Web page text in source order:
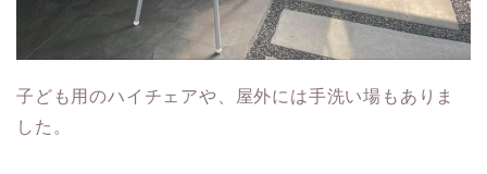
子ども用のハイチェアや、屋外には手洗い場もありま
した。